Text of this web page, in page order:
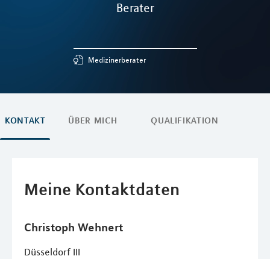
Berater
Medizinerberater
KONTAKT ÜBER MICH QUALIFIKATION
Meine Kontaktdaten
Christoph Wehnert
Düsseldorf III